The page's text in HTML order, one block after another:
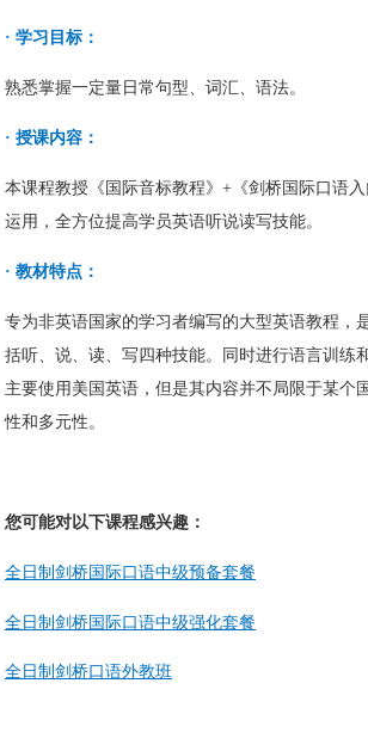
· 学习目标：
熟悉掌握一定量日常句型、词汇、语法。
· 授课内容：
本课程教授《国际音标教程》+《剑桥国际口语
运用，全方位提高学员英语听说读写技能。
· 教材特点：
专为非英语国家的学习者编写的大型英语教程，
括听、说、读、写四种技能。同时进行语言训练
主要使用美国英语，但是其内容并不局限于某个
性和多元性。
您可能对以下课程感兴趣：
全日制剑桥国际口语中级预备套餐
全日制剑桥国际口语中级强化套餐
全日制剑桥口语外教班